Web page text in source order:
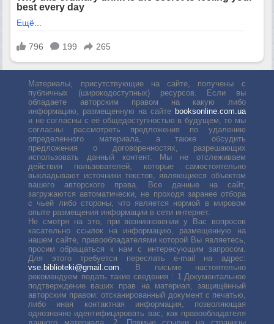
Материалы, присутствующие на сайте, получены с
публичных (широкодоступных) ресурсов. Если вы
обладаете авторским правом на какую либо
информацию, размещенную на сайте booksonline.com.ua
и не согласны с её общедоступностью в будущем, то мы
согласны рассмотреть предложения по удалению
определенного материала, а также обсудить
предложения о договоренностях, разрешающих
использовать данный контент. Мы не отслеживаем
действия пользователей, которые самостоятельно
выкладывают источники текстов, являющиеся объектом
вашего авторского права. Все данные на сайт,
загружаются автоматически, не проходя заранее отбора
с чьей либо стороны, что является нормой в мировом
опыте размещения информации в сети интернет.
Не смотря на это, при возникновении у Вас вопросов
касательно ссылок на информацию, размещенную на
нашем сайте, правообладателями которой Вы являетесь,
просим обращаться к нам с интересующим запросом.
Для этого требуется переслать е-mail на адрес:
vse.biblioteki@gmail.com . В письме настоятельно
рекомендуем подать такие сведения : 1.Документальное
подтверждение ваших прав на материал, защищённый
авторским правом: отсканированный документ с печатью,
либо иная контактная информация, позволяющая
однозначно идентифицировать вас, как правообладателя